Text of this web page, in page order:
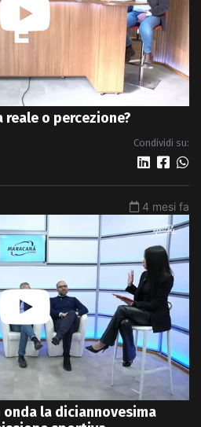
reale o percezione?
Condividi su:
4 mesi fa
la diciannovesima